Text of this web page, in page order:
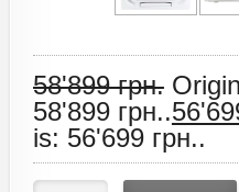
58'899грн.
58'899 грн..
is: 56'699 грн..